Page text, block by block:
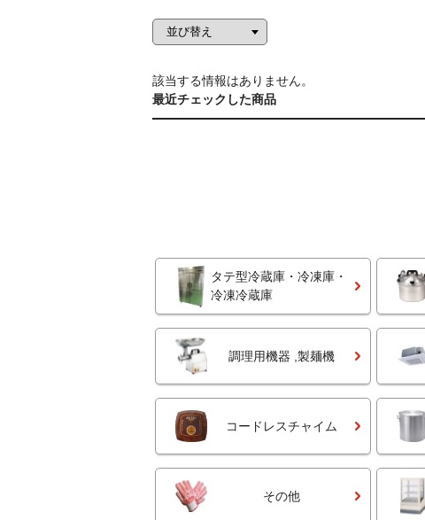
該当する情報はありません。
最近チェックした商品
タテ型冷蔵庫・冷凍庫・
冷凍冷蔵庫
調理用機器 ,製麺機
コードレスチャイム
その他